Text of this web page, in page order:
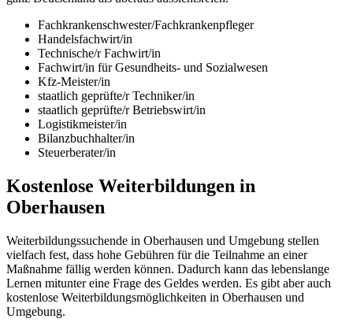
Fachkrankenschwester/Fachkrankenpfleger
Handelsfachwirt/in
Technische/r Fachwirt/in
Fachwirt/in für Gesundheits- und Sozialwesen
Kfz-Meister/in
staatlich geprüfte/r Techniker/in
staatlich geprüfte/r Betriebswirt/in
Logistikmeister/in
Bilanzbuchhalter/in
Steuerberater/in
Kostenlose Weiterbildungen in
Oberhausen
Weiterbildungssuchende in Oberhausen und Umgebung stellen
vielfach fest, dass hohe Gebühren für die Teilnahme an einer
Maßnahme fällig werden können. Dadurch kann das lebenslange
Lernen mitunter eine Frage des Geldes werden. Es gibt aber auch
kostenlose Weiterbildungsmöglichkeiten in Oberhausen und
Umgebung.